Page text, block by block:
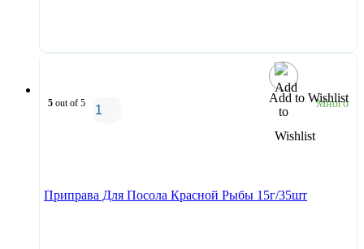
Add to Wishlist
5 out of 5 Много
Приправа Для Посола Красной Рыбы 15г/35шт